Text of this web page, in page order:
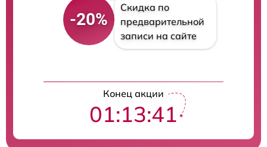
-20%
Скидка по
предварительной
записи на сайте
Конец акции
01:13:39